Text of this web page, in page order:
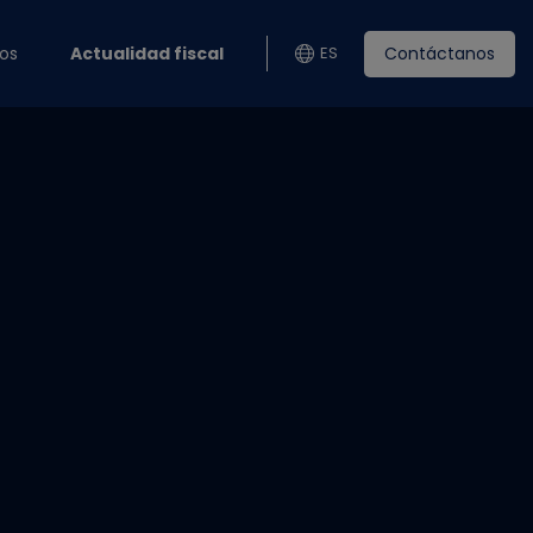
Actualidad fiscal ES Contáctanos